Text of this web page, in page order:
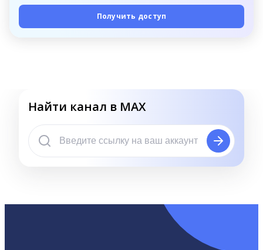
Получить доступ
Найти канал в MAX